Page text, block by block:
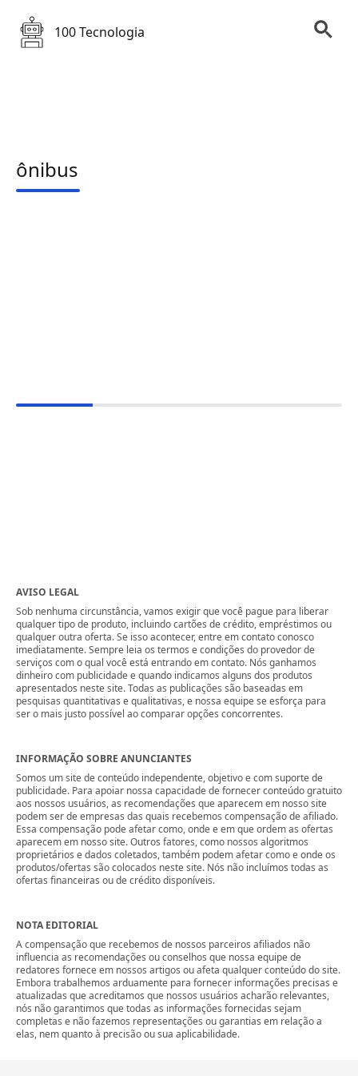
100 Tecnologia
ônibus
AVISO LEGAL
Sob nenhuma circunstância, vamos exigir que você pague para liberar
qualquer tipo de produto, incluindo cartões de crédito, empréstimos ou
qualquer outra oferta. Se isso acontecer, entre em contato conosco
imediatamente. Sempre leia os termos e condições do provedor de
serviços com o qual você está entrando em contato. Nós ganhamos
dinheiro com publicidade e quando indicamos alguns dos produtos
apresentados neste site. Todas as publicações são baseadas em
pesquisas quantitativas e qualitativas, e nossa equipe se esforça para
ser o mais justo possível ao comparar opções concorrentes.
INFORMAÇÃO SOBRE ANUNCIANTES
Somos um site de conteúdo independente, objetivo e com suporte de
publicidade. Para apoiar nossa capacidade de fornecer conteúdo gratuito
aos nossos usuários, as recomendações que aparecem em nosso site
podem ser de empresas das quais recebemos compensação de afiliado.
Essa compensação pode afetar como, onde e em que ordem as ofertas
aparecem em nosso site. Outros fatores, como nossos algoritmos
proprietários e dados coletados, também podem afetar como e onde os
produtos/ofertas são colocados neste site. Nós não incluímos todas as
ofertas financeiras ou de crédito disponíveis.
NOTA EDITORIAL
A compensação que recebemos de nossos parceiros afiliados não
influencia as recomendações ou conselhos que nossa equipe de
redatores fornece em nossos artigos ou afeta qualquer conteúdo do site.
Embora trabalhemos arduamente para fornecer informações precisas e
atualizadas que acreditamos que nossos usuários acharão relevantes,
nós não garantimos que todas as informações fornecidas sejam
completas e não fazemos representações ou garantias em relação a
elas, nem quanto à precisão ou sua aplicabilidade.